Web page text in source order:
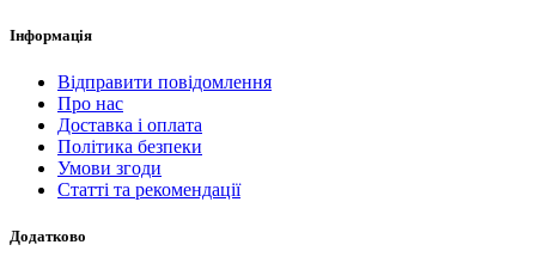
Інформація
Відправити повідомлення
Про нас
Доставка і оплата
Політика безпеки
Умови згоди
Статті та рекомендації
Додатково